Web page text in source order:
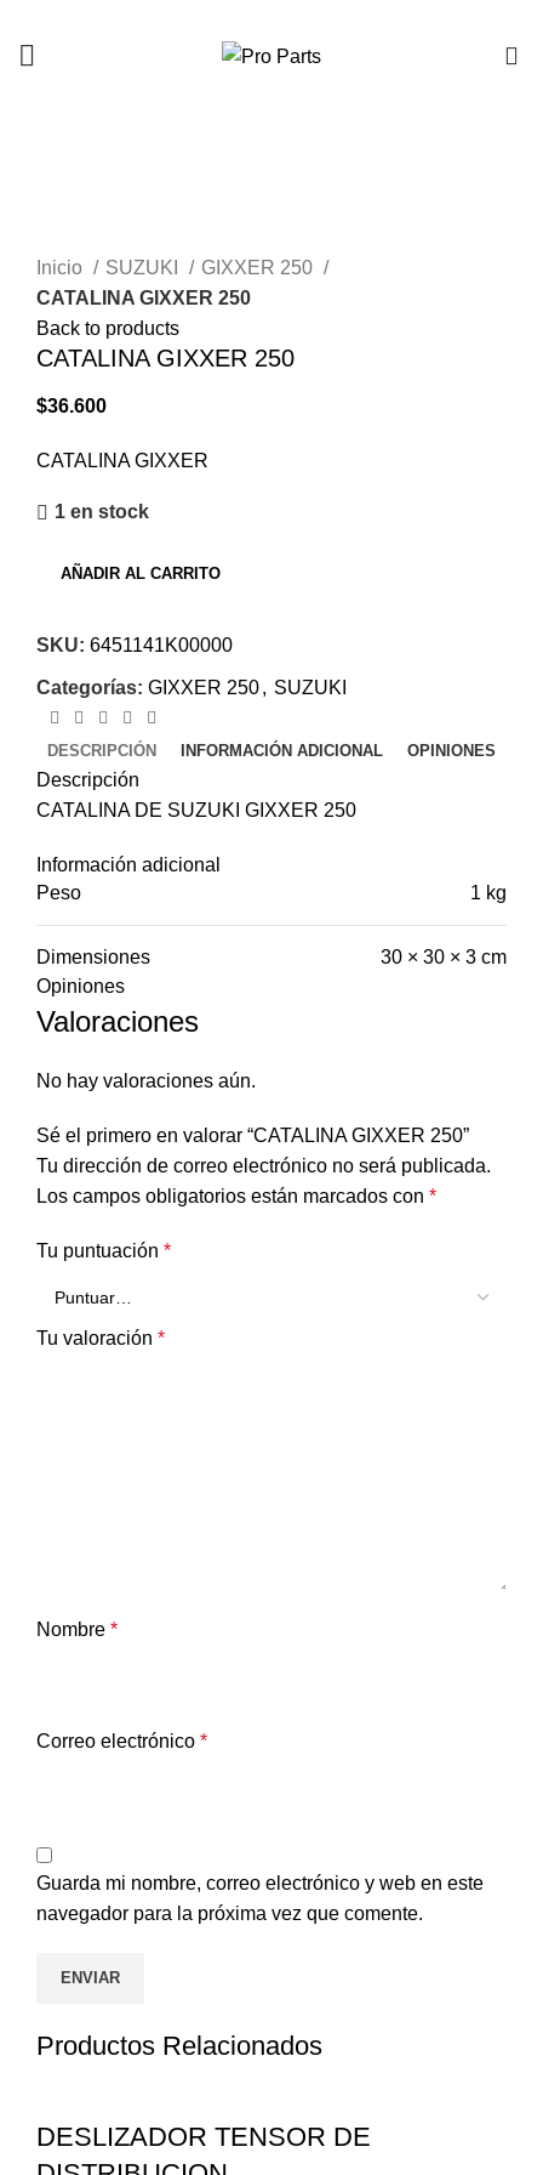
Inicio
SUZUKI
GIXXER 250
CATALINA GIXXER 250
Back to products
CATALINA GIXXER 250
$36.600
CATALINA GIXXER
1 en stock
AÑADIR AL CARRITO
SKU: 6451141K00000
Categorías: GIXXER 250, SUZUKI
DESCRIPCIÓN INFORMACIÓN ADICIONAL OPINIONES
Descripción
CATALINA DE SUZUKI GIXXER 250
Información adicional
Peso
1 kg
Dimensiones
30 × 30 × 3 cm
Opiniones
Valoraciones
No hay valoraciones aún.
Sé el primero en valorar “CATALINA GIXXER 250”
Tu dirección de correo electrónico no será publicada.
Los campos obligatorios están marcados con *
Tu puntuación *
Tu valoración *
Nombre *
Correo electrónico *
Guarda mi nombre, correo electrónico y web en este
navegador para la próxima vez que comente.
Productos Relacionados
DESLIZADOR TENSOR DE